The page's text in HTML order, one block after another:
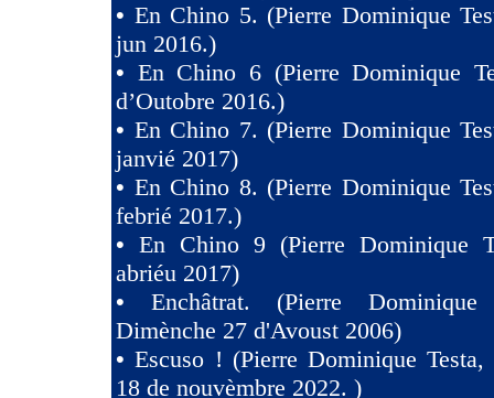
• En Chino 5. (Pierre Dominique
jun 2016.)
• En Chino 6 (Pierre Dominique
d’Outobre 2016.)
• En Chino 7. (Pierre Dominique
janvié 2017)
• En Chino 8. (Pierre Dominique
febrié 2017.)
• En Chino 9 (Pierre Dominique
abriéu 2017)
• Enchâtrat. (Pierre
Dimènche 27 d'Avoust 2006)
•Escuso ! (Pierre Dominique
18 de nouvèmbre 2022. )